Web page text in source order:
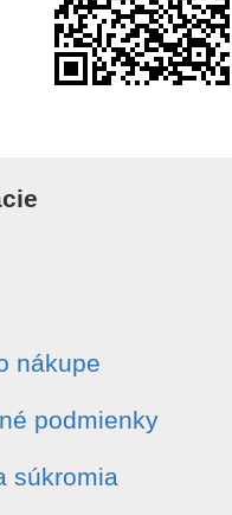
nákupe
podmienky
súkromia